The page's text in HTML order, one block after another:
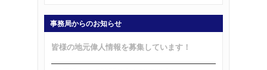
事務局からのお知らせ
皆様の地元偉人情報を募集しています！